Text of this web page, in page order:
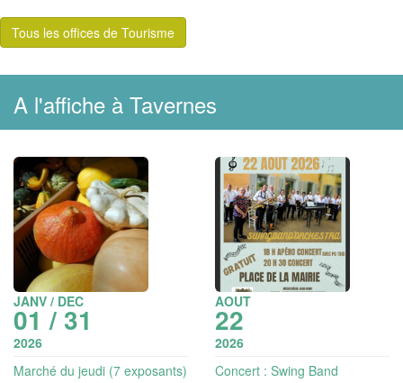
Tous les offices de Tourisme
A l'affiche à Tavernes
JANV / DEC
01 / 31
2026
Marché du jeudi (7 exposants)
AOUT
22
2026
Concert : Swing Band